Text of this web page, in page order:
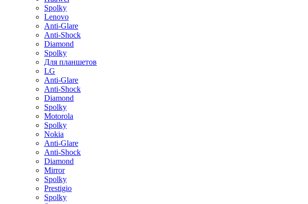
Spolky
Lenovo
Anti-Glare
Anti-Shock
Diamond
Spolky
Для планшетов
LG
Anti-Glare
Anti-Shock
Diamond
Spolky
Motorola
Spolky
Nokia
Anti-Glare
Anti-Shock
Diamond
Mirror
Spolky
Prestigio
Spolky